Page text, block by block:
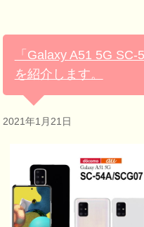
「Galaxy A51 5G
を紹介します。
2021年1月21日